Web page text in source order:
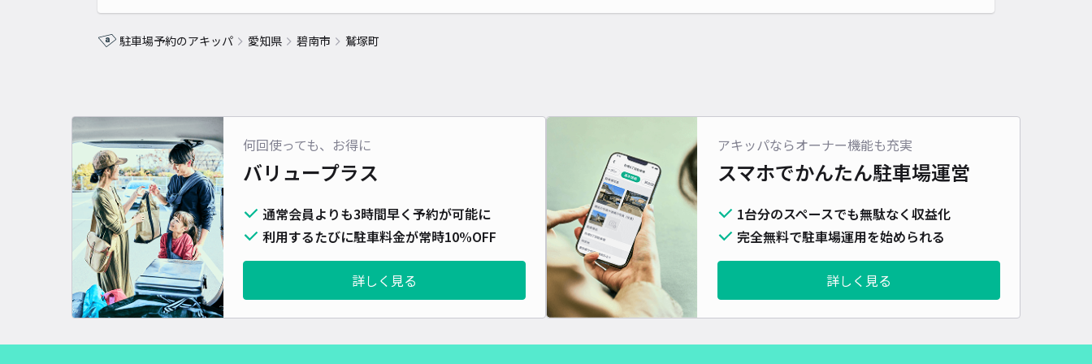
駐車場予約のアキッパ 愛知県 碧南市 鷲塚町
何回使っても、お得に
バリュープラス
通常会員よりも3時間早く予約が可能に
利用するたびに駐車料金が常時10%OFF
詳しく見る
アキッパならオーナー機能も充実
スマホでかんたん駐車場運営
1台分のスペースでも無駄なく収益化
完全無料で駐車場運用を始められる
詳しく見る